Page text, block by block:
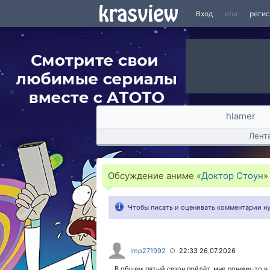
Вход или
hlamer
Обсуждение аниме «Доктор Стоун»
Чтобы писать и оценивать комментарии
Imp271992 ○ 22:33 26.07.2026